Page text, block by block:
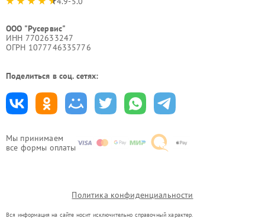
Мы принимаем
все формы оплаты
ООО "Русервис"
ИНН 7702633247
ОГРН 1077746335776
Поделиться в соц. сетях:
Политика конфиденциальности
Вся информация на сайте носит исключительно справочный характер.